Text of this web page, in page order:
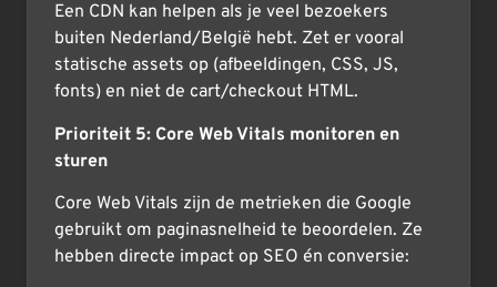
Een CDN kan helpen als je veel bezoekers
buiten Nederland/België hebt. Zet er vooral
statische assets op (afbeeldingen, CSS, JS,
fonts) en niet de cart/checkout HTML.
Prioriteit 5: Core Web Vitals monitoren en
sturen
Core Web Vitals zijn de metrieken die Google
gebruikt om paginasnelheid te beoordelen. Ze
hebben directe impact op SEO én conversie: